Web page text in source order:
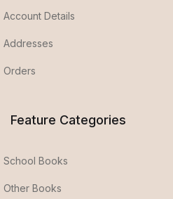
Account Details
Addresses
Orders
Feature Categories
School Books
Other Books